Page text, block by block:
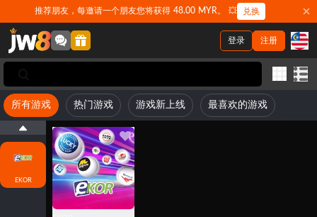
推荐朋友，每邀请一个朋友您将获得 48.00 MYR。 💥 兑换
注册
登录
所有游戏 热门游戏 游戏新上线 最喜欢的游戏
EKOR